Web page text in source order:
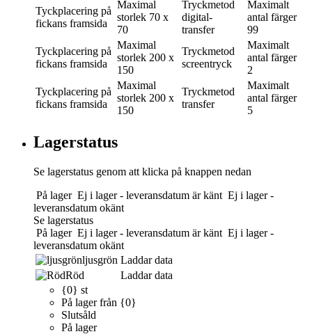
Tyckplacering på
fickans framsida
Maximal
storlek 70 x
70
Tryckmetod
digital-
transfer
Maximalt
antal färger
99
Tyckplacering på
fickans framsida
Maximal
storlek 200 x
150
Tryckmetod
screentryck
Maximalt
antal färger
2
Tyckplacering på
fickans framsida
Maximal
storlek 200 x
150
Tryckmetod
transfer
Maximalt
antal färger
5
Lagerstatus
Se lagerstatus genom att klicka på knappen nedan
På lager Ej i lager - leveransdatum är känt Ej i lager -
leveransdatum okänt
Se lagerstatus
På lager Ej i lager - leveransdatum är känt Ej i lager -
leveransdatum okänt
ljusgrön Laddar data
Röd
Laddar data
{0} st
På lager från {0}
Slutsåld
På lager